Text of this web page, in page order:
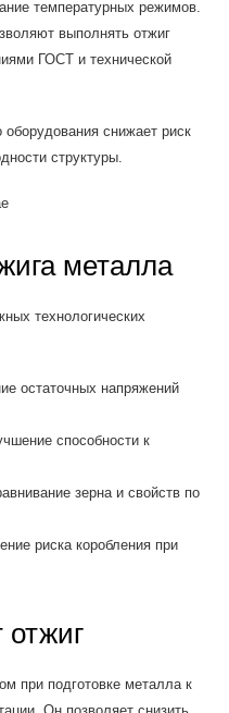
температурных режимов.
выполнять отжиг
ГОСТ и технической
снижает риск
структуры.
металла
технологических
остаточных напряжений
способности к
зерна и свойств по
риска коробления при
при подготовке металла к